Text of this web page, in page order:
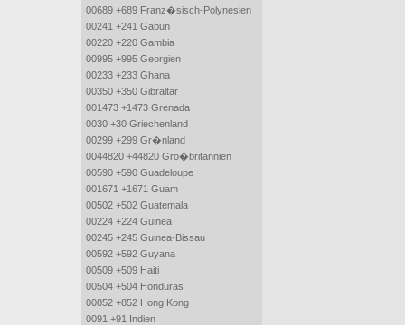
00689 +689 Franz�sisch-Polynesien
00241 +241 Gabun
00220 +220 Gambia
00995 +995 Georgien
00233 +233 Ghana
00350 +350 Gibraltar
001473 +1473 Grenada
0030 +30 Griechenland
00299 +299 Gr�nland
0044820 +44820 Gro�britannien
00590 +590 Guadeloupe
001671 +1671 Guam
00502 +502 Guatemala
00224 +224 Guinea
00245 +245 Guinea-Bissau
00592 +592 Guyana
00509 +509 Haiti
00504 +504 Honduras
00852 +852 Hong Kong
0091 +91 Indien